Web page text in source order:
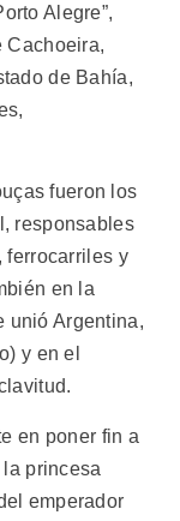
Alegre”,
Cachoeira,
de Bahía,
fueron los
responsables
ferrocarriles y
en la
unió Argentina,
y en el
en poner fin a
princesa
emperador